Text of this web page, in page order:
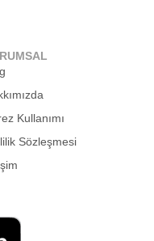
Kullanımı
Sözleşmesi